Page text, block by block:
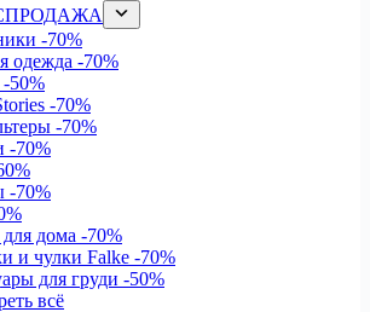
-70%
одежда -70%
-50%
-70%
-70%
-70%
-70%
дома -70%
и чулки Falke -70%
для груди -50%
всё